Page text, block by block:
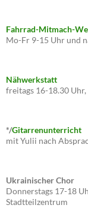
Fahrrad-Mitmach-
Mo-Fr 9-15 Uhr und
Nähwerkstatt
freitags 16-18.30
*/Gitarrenunterricht
mit Yulii nach
Ukrainischer Chor
Donnerstags 17-18
Stadtteilzentrum